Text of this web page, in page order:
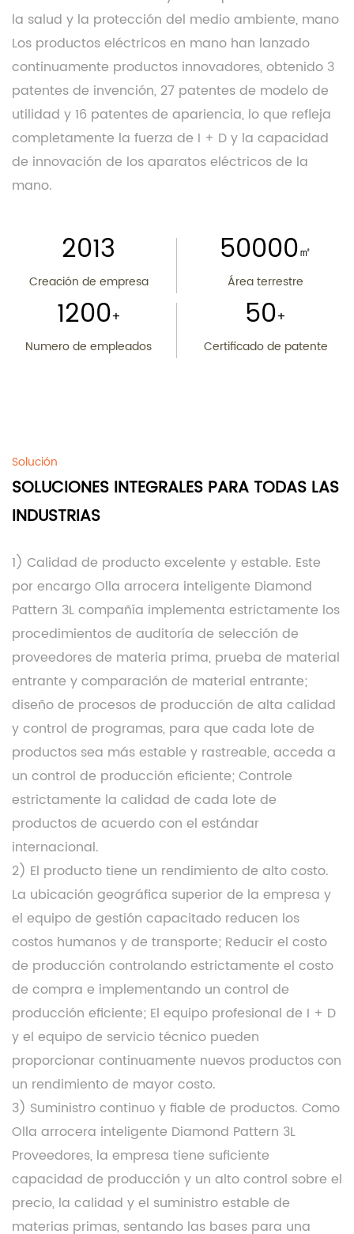
la salud y la protección del medio ambiente, mano
Los productos eléctricos en mano han lanzado
continuamente productos innovadores, obtenido 3
patentes de invención, 27 patentes de modelo de
utilidad y 16 patentes de apariencia, lo que refleja
completamente la fuerza de I + D y la capacidad
de innovación de los aparatos eléctricos de la
mano.
2013
Creación de empresa
50000㎡
Área terrestre
1200+
Numero de empleados
50+
Certificado de patente
Solución
SOLUCIONES INTEGRALES PARA TODAS LAS
INDUSTRIAS
1) Calidad de producto excelente y estable. Este
por encargo Olla arrocera inteligente Diamond
Pattern 3L compañía implementa estrictamente los
procedimientos de auditoría de selección de
proveedores de materia prima, prueba de material
entrante y comparación de material entrante;
diseño de procesos de producción de alta calidad
y control de programas, para que cada lote de
productos sea más estable y rastreable, acceda a
un control de producción eficiente; Controle
estrictamente la calidad de cada lote de
productos de acuerdo con el estándar
internacional.
2) El producto tiene un rendimiento de alto costo.
La ubicación geográfica superior de la empresa y
el equipo de gestión capacitado reducen los
costos humanos y de transporte; Reducir el costo
de producción controlando estrictamente el costo
de compra e implementando un control de
producción eficiente; El equipo profesional de I + D
y el equipo de servicio técnico pueden
proporcionar continuamente nuevos productos con
un rendimiento de mayor costo.
3) Suministro continuo y fiable de productos. Como
Olla arrocera inteligente Diamond Pattern 3L
Proveedores, la empresa tiene suficiente
capacidad de producción y un alto control sobre el
precio, la calidad y el suministro estable de
materias primas, sentando las bases para una